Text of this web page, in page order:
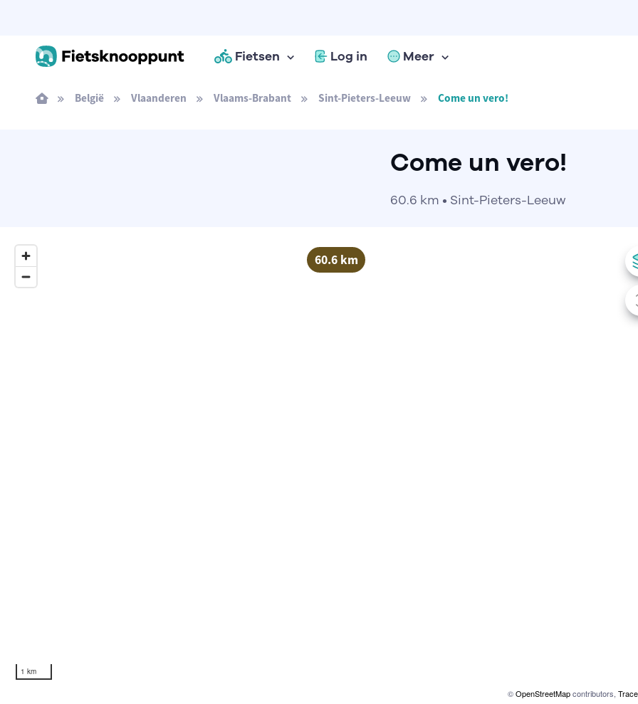
Fietsen Log in Meer
België Vlaanderen Vlaams-Brabant Sint-Pieters-Leeuw Come un vero!
Come un vero!
60.6 km • Sint-Pieters-Leeuw
60.6 km
1 km
©OpenStreetMapcontributors,